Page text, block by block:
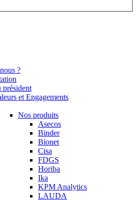
?
président
et Engagements
Nos produits
Asecos
Binder
Bionet
Cisa
FDGS
Horiba
Ika
KPM Analytics
LAUDA